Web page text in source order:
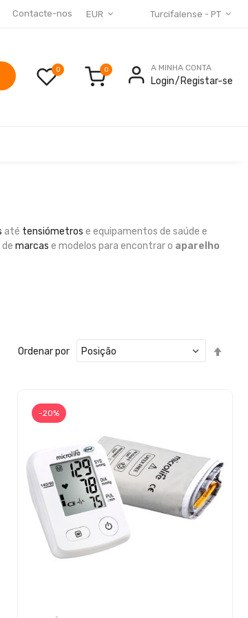
EUR Turcifalense - PT
Contacte-nos
0 A MINHA CONTA
Login Registar-se
até tensiómetros e equipamentos de saúde e
marcas e modelos para encontrar o aparelho
Ordenar por
-20%